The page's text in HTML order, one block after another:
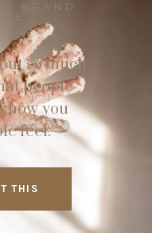
BRAND
so much
people
how you
feel."
THIS